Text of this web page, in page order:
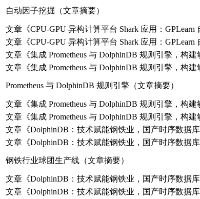
自动因子挖掘（文章摘要）
文章《CPU-GPU 异构计算平台 Shark 应用：GPLearn
文章《CPU-GPU 异构计算平台 Shark 应用：GPLearn
文章《集成 Prometheus 与 DolphinDB 规则引擎，构建
文章《集成 Prometheus 与 DolphinDB 规则引擎，构建
Prometheus 与 DolphinDB 规则引擎（文章摘要）
文章《集成 Prometheus 与 DolphinDB 规则引擎，构建
文章《集成 Prometheus 与 DolphinDB 规则引擎，构建
文章《DolphinDB：技术赋能钢铁业，国产时序数据库
文章《DolphinDB：技术赋能钢铁业，国产时序数据库
钢铁行业球团生产线（文章摘要）
文章《DolphinDB：技术赋能钢铁业，国产时序数据库
文章《DolphinDB：技术赋能钢铁业，国产时序数据库